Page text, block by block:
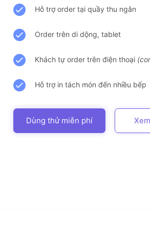
Hỗ trợ order tại quầy thu ngân
Order trên di dộng, tablet
Khách tự order trên điện thoại
Hỗ trợ in tách món đến nhiều bếp
Dùng thử miễn phí